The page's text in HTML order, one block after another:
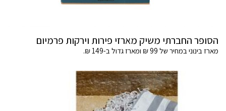
הסופר החברתי משיק מארזי פירות וירקות פרמיום
מארז בינוני במחיר של 99 ₪ ומארז גדול ב-149 ₪.